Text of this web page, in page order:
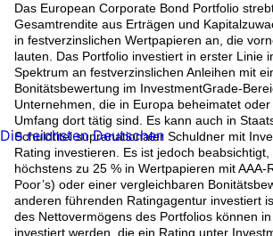
Das European Corporate Bond Portfolio
Gesamtrendite aus Erträgen und
in festverzinslichen Wertpapieren an, die
lauten. Das Portfolio investiert in erster Linie
Spektrum an festverzinslichen Anleihen mit
Bonitätsbewertung im InvestmentGrade-
Unternehmen, die in Europa beheimatet
Umfang dort tätig sind. Es kann auch in
Schuldtitel supranationaler Schuldner mit
Rating investieren. Es ist jedoch
höchstens zu 25 % in Wertpapieren mit AAA-
Poor’s) oder einer vergleichbaren
anderen führenden Ratingagentur investiert
des Nettovermögens des Portfolios können
investiert werden, die ein Rating unter
Die reichsten Deutschen